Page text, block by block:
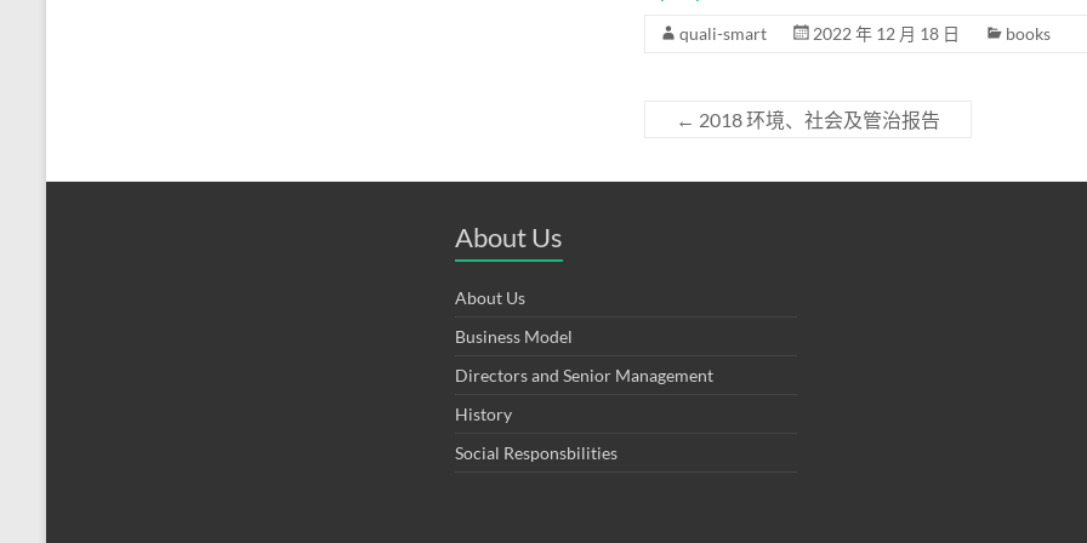
quali-smart 2022 年 12 月 18 日 books
← 2018 环境、社会及管治报告
About Us
About Us
Business Model
Directors and Senior Management
History
Social Responsbilities